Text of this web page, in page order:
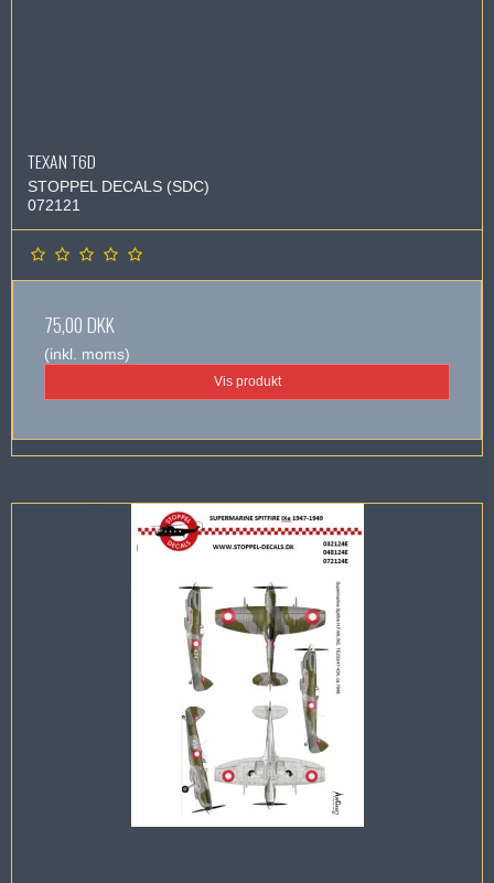
TEXAN T6D
STOPPEL DECALS (SDC)
072121
75,00 DKK
(inkl. moms)
Vis produkt